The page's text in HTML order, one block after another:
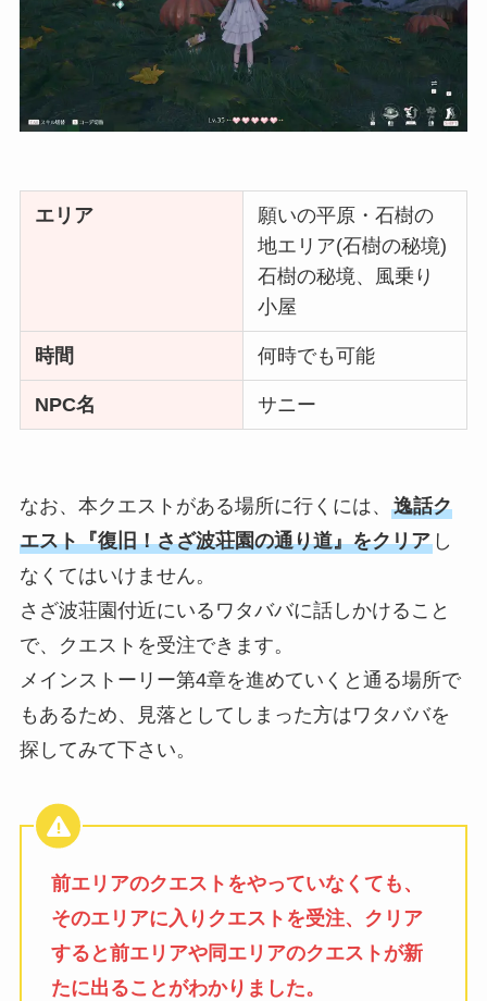
エリア
願いの平原・石樹の
地エリア(石樹の秘境)
石樹の秘境、風乗り
小屋
時間 何時でも可能
NPC名 サニー
なお、本クエストがある場所に行くには、 逸話ク
エスト『復旧！さざ波荘園の通り道』をクリアし
なくてはいけません。
さざ波荘園付近にいるワタババに話しかけること
で、クエストを受注できます。
メインストーリー第4章を進めていくと通る場所で
もあるため、見落としてしまった方はワタババを
探してみて下さい。
前エリアのクエストをやっていなくても、
そのエリアに入りクエストを受注、クリア
すると前エリアや同エリアのクエストが新
たに出ることがわかりました。